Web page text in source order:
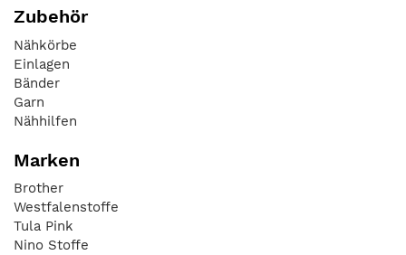
Zubehör
Nähkörbe
Einlagen
Bänder
Garn
Nähhilfen
Marken
Brother
Westfalenstoffe
Tula Pink
Nino Stoffe